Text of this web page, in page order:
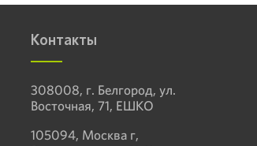
Контакты
308008, г. Белгород, ул.
Восточная, 71, ЕШКО
105094, Москва г,